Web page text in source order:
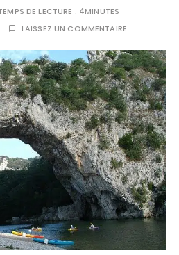
DE LECTURE : 4MINUTES
LAISSEZ UN COMMENTAIRE